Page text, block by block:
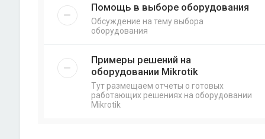
Помощь в выборе оборудования
Обсуждение на тему выбора
оборудования
Примеры решений на
оборудовании Mikrotik
Тут размещаем отчеты о готовых
работающих решениях на оборудовании
Mikrotik